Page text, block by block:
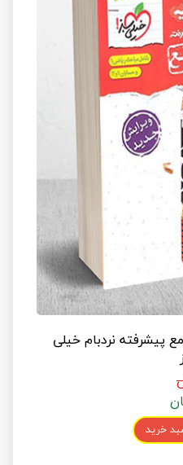
پیشرفته نردبام خیلی
خرید